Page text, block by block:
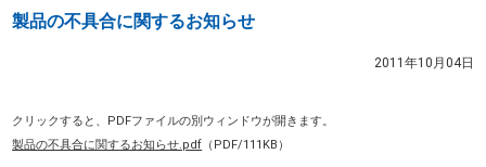
製品の不具合に関するお知らせ
2011年10月04日
クリックすると、PDFファイルの別ウィンドウが開きます。
製品の不具合に関するお知らせ.pdf （ PDF/111KB）